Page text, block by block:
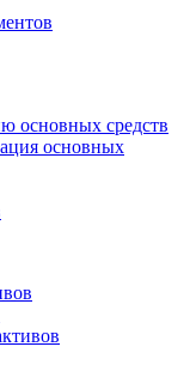
основных средств
основных